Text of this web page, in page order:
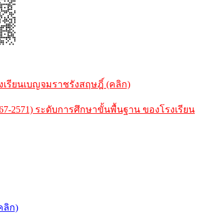
เรียนเบญจมราชรังสฤษฎิ์ (คลิก)
2571) ระดับการศึกษาขั้นพื้นฐาน ของโรงเรียน
ลิก)